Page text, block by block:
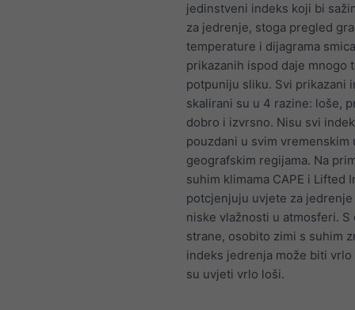
jedinstveni indeks koji bi
za jedrenje, stoga pregled
temperature i dijagrama
prikazanih ispod daje mnogo
potpuniju sliku. Svi prikazani
skalirani su u 4 razine: loše,
dobro i izvrsno. Nisu svi
pouzdani u svim vremenskim
geografskim regijama. Na
suhim klimama CAPE i Lifted
potcjenjuju uvjete za
niske vlažnosti u atmosferi. S
strane, osobito zimi s suhim
indeks jedrenja može biti vrlo
su uvjeti vrlo loši.